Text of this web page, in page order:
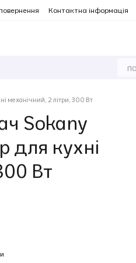
Контактна інформація
механічний, 2 літри, 300 Вт
Sokany
для кухні
Вт